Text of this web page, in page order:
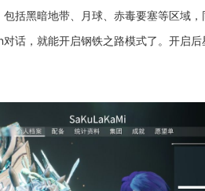
括黑暗地带、月球、赤毒要塞等区域
话，就能开启钢铁之路模式了。开启